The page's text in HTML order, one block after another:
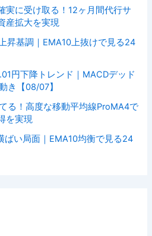
実に受け取る！12ヶ月間代行サ
産拡大を実現
昇基調｜EMA10上抜けで見る24
円下降トレンド｜MACDデッド
き【08/07】
る！高度な移動平均線ProMA4で
を実現
ばい局面｜EMA10均衡で見る24